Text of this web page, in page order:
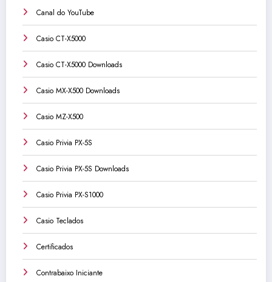
Canal do YouTube
Casio CT-X5000
Casio CT-X5000 Downloads
Casio MX-X500 Downloads
Casio MZ-X500
Casio Privia PX-5S
Casio Privia PX-5S Downloads
Casio Privia PX-S1000
Casio Teclados
Certificados
Contrabaixo Iniciante